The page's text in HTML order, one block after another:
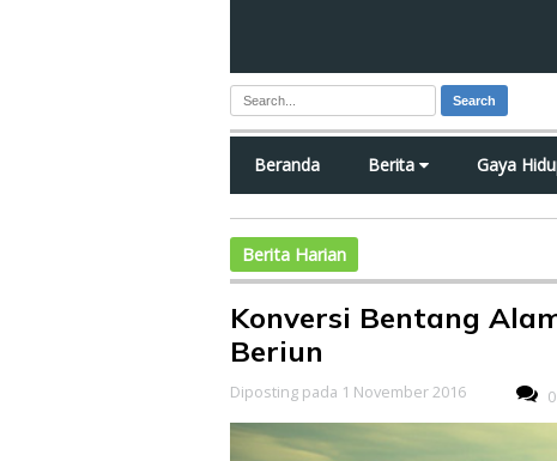
Search
Beranda Berita Gaya
Berita Harian
Konversi Bentang
Beriun
Diposting pada 1 November 2016